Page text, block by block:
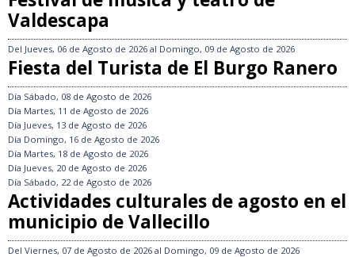
Valdescapa
Del Jueves, 06 de Agosto de 2026 al Domingo, 09 de Agosto de 2026
Fiesta del Turista de El Burgo Ranero
Día Sábado, 08 de Agosto de 2026
Día Martes, 11 de Agosto de 2026
Día Jueves, 13 de Agosto de 2026
Día Domingo, 16 de Agosto de 2026
Día Martes, 18 de Agosto de 2026
Día Jueves, 20 de Agosto de 2026
Día Sábado, 22 de Agosto de 2026
Actividades culturales de agosto en el
municipio de Vallecillo
Del Viernes, 07 de Agosto de 2026 al Domingo, 09 de Agosto de 2026